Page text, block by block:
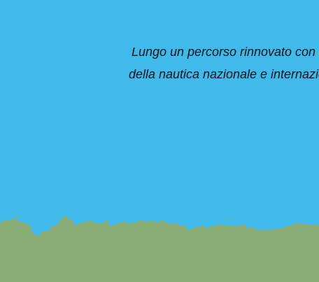
Lungo un percorso rinnovato
della nautica nazionale e